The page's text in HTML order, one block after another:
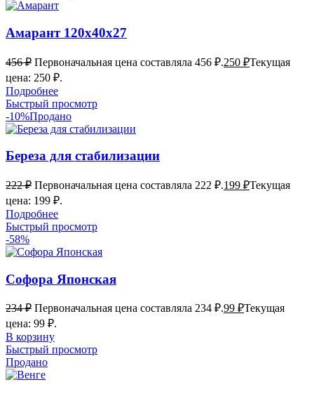
Амарант 120х40х27
456₽ Первоначальная цена составляла 456 ₽.250 ₽Текущая
цена: 250 ₽.
Подробнее
Быстрый просмотр
-10%Продано
Береза для стабилизации
222₽ Первоначальная цена составляла 222 ₽.199 ₽Текущая
цена: 199 ₽.
Подробнее
Быстрый просмотр
-58%
Софора Японская
234₽ Первоначальная цена составляла 234 ₽.99 ₽Текущая
цена: 99 ₽.
В корзину
Быстрый просмотр
Продано